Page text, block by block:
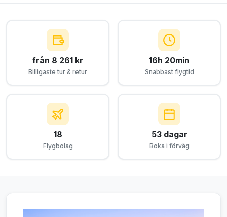
från 8 261 kr
Billigaste tur & retur
16h 20min
Snabbast flygtid
18
Flygbolag
53 dagar
Boka i förväg